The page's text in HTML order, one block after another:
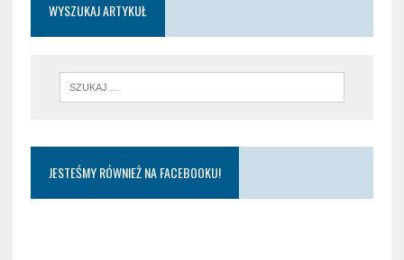
WYSZUKAJ ARTYKUŁ
JESTEŚMY RÓWNIEŻ NA FACEBOOKU!